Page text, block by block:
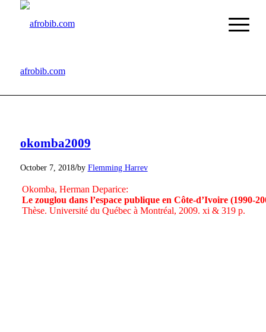
afrobib.com
okomba2009
October 7, 2018/by Flemming Harrev
Okomba, Herman Deparice:
Le zouglou dans l’espace publique en Côte-d’Ivoire (1990-
Thèse. Université du Québec à Montréal, 2009. xi & 319 p.